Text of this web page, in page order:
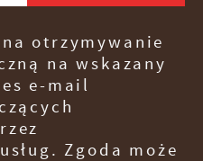
otrzymywanie
na wskazany
e-mail
Zgoda może